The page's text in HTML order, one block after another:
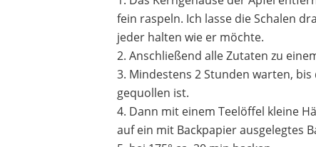
fein raspeln. Ich lasse die Schalen
jeder halten wie er möchte.
Anschließend alle Zutaten zu
Mindestens 2 Stunden warten,
gequollen ist.
Dann mit einem Teelöffel kleine
auf ein mit Backpapier ausgelegtes